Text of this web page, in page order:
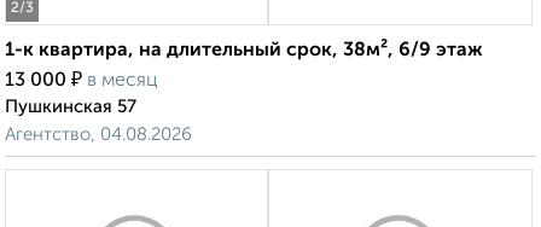
2/3
1-к квартира, на длительный срок, 38м², 6/9 этаж
13 000 ₽ в месяц
Пушкинская 57
Агентство, 04.08.2026